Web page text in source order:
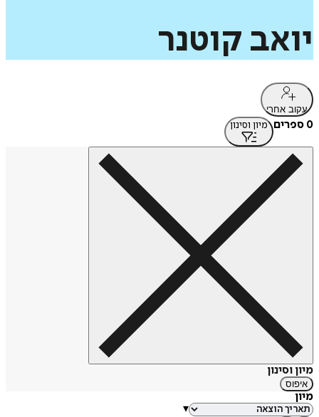
יואב קוטנר
עקוב אחרי
0 ספרים מיון וסינון
מיון וסינון
איפוס
מיון
▾